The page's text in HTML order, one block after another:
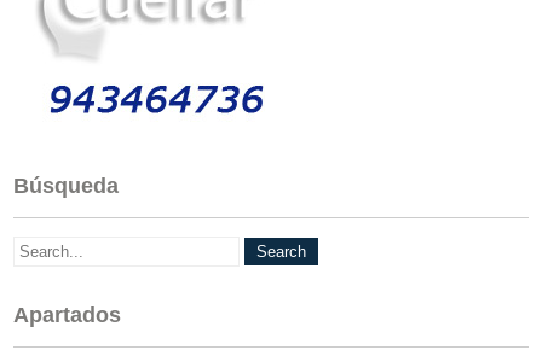
Búsqueda
Apartados